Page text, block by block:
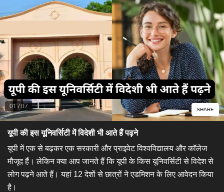
01/07 SHARE
यूपी की इस यूनिवर्सिटी में विदेशी भी आते हैं पढ़ने
यूपी में एक से बढ़कर एक सरकारी और प्राइवेट विश्वविद्यालय और कॉलेज
मौजूद हैं। लेकिन क्या आप जानते हैं कि यूपी के किस यूनिवर्सिटी से विदेश से
लोग पढ़ने आते हैं। यहां 12 देशों से छात्रों ने एडमिशन के लिए आवेदन किया
है।